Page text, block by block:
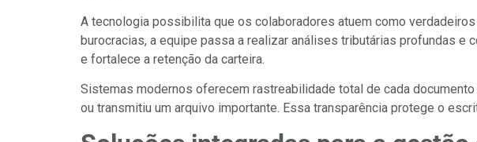
A tecnologia possibilita que os colaboradores atuem como
burocracias, a equipe passa a realizar análises tributárias profundas
e fortalece a retenção da carteira.
Sistemas modernos oferecem rastreabilidade total de cada
ou transmitiu um arquivo importante. Essa transparência protege o